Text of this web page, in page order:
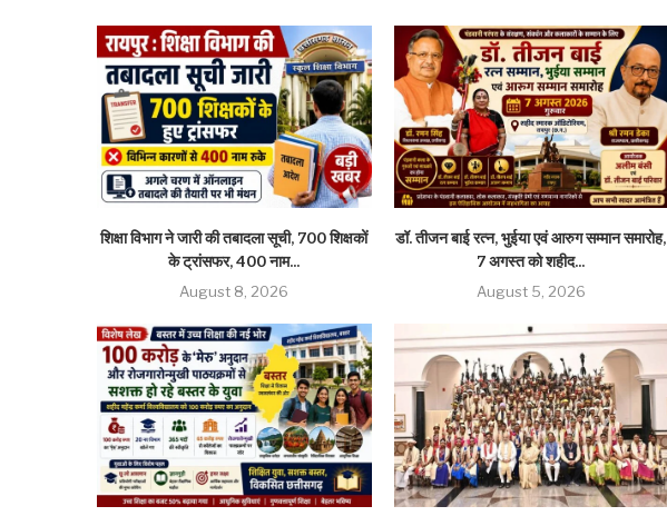
शिक्षा विभाग ने जारी की तबादला सूची, 700 शिक्षकों
के ट्रांसफर, 400 नाम...
August 8, 2026
डॉ. तीजन बाई रत्न, भुईया एवं आरुग सम्मान समारोह,
7 अगस्त को शहीद...
August 5, 2026